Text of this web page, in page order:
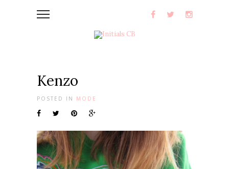
Kenzo
POSTED IN MODE